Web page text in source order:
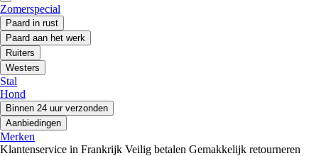
Zomerspecial
Paard in rust
Paard aan het werk
Ruiters
Westers
Stal
Hond
Binnen 24 uur verzonden
Aanbiedingen
Merken
Klantenservice in Frankrijk Veilig betalen Gemakkelijk retourneren